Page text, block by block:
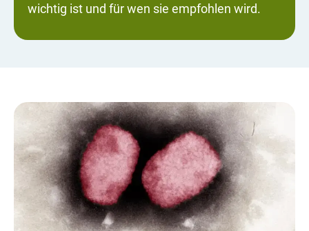
wichtig ist und für wen sie empfohlen wird.